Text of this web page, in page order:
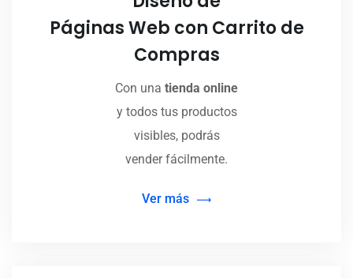
Páginas Web con Carrito de
Compras
Con una tienda online
y todos tus productos
visibles, podrás
vender fácilmente.
Ver más